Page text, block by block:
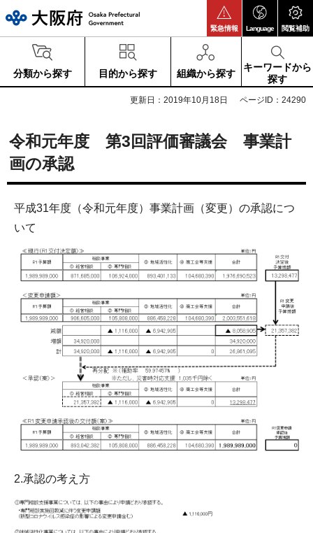
緊急情報 Language 閲覧補助
分類から探す 目的から探す 組織から探す
キーワードから
探す
更新日：2019年10月18日 ページID：24290
令和元年度 第3回評価審議会 事業計
画の承認
平成31年度（令和元年度）事業計画（変更）の承認につ
いて
2.承認の考え方